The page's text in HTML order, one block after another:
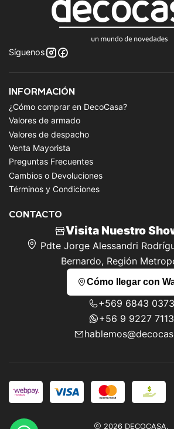
Síguenos
INFORMACIÓN
¿Cómo comprar en DecoCasa?
Valores de armado
Valores de despacho
Venta Mayorista
Preguntas Frecuentes
Cambios o Devoluciones
Términos y Condiciones
CONTACTO
Visita Nuestro
Pdte Jorge Alessandri
Bernardo, Región
Cómo llegar con
+569 6843 0373
+56 9 9227 7113
2026 DECOCASA.